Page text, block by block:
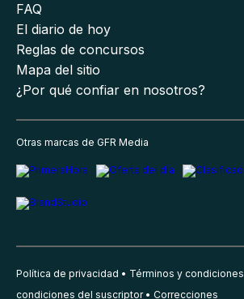
FAQ
El diario de hoy
Reglas de concursos
Mapa del sitio
¿Por qué confiar en nosotros?
Otras marcas de GFR Media
Política de privacidad Términos y condiciones
condiciones del suscriptor
Correcciones